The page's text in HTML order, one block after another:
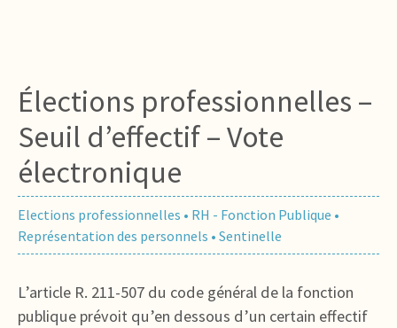
Élections professionnelles –
Seuil d’effectif – Vote
électronique
Elections professionnelles • RH - Fonction Publique •
Représentation des personnels • Sentinelle
L’article R. 211-507 du code général de la fonction
publique prévoit qu’en dessous d’un certain effectif